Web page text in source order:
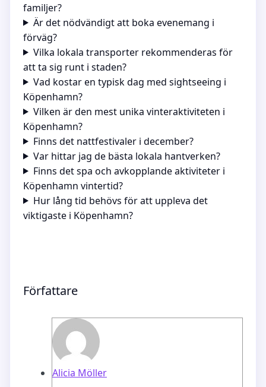
familjer?
Är det nödvändigt att boka evenemang i
förväg?
Vilka lokala transporter rekommenderas för
att ta sig runt i staden?
Vad kostar en typisk dag med sightseeing i
Köpenhamn?
Vilken är den mest unika vinteraktiviteten i
Köpenhamn?
Finns det nattfestivaler i december?
Var hittar jag de bästa lokala hantverken?
Finns det spa och avkopplande aktiviteter i
Köpenhamn vintertid?
Hur lång tid behövs för att uppleva det
viktigaste i Köpenhamn?
Författare
Alicia Möller